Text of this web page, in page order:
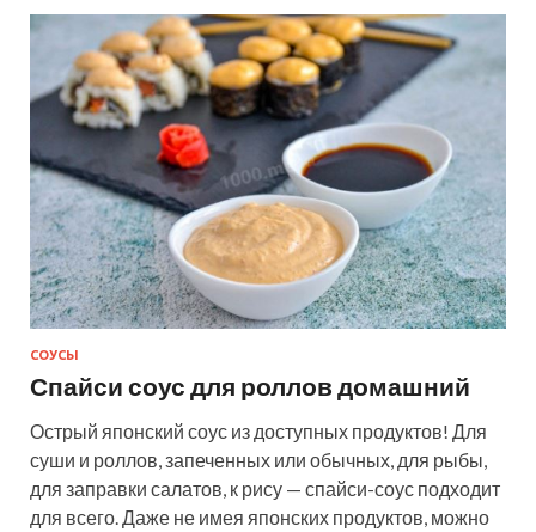
СОУСЫ
Спайси соус для роллов домашний
Острый японский соус из доступных продуктов! Для
суши и роллов, запеченных или обычных, для рыбы,
для заправки салатов, к рису — спайси-соус подходит
для всего. Даже не имея японских продуктов, можно